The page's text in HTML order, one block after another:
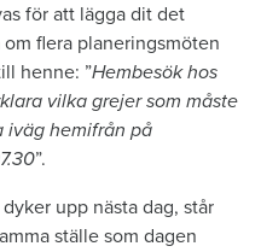
för att lägga dit det
flera planeringsmöten
henne: ”Hembesök hos
vilka grejer som måste
iväg hemifrån på
”.
upp nästa dag, står
ställe som dagen